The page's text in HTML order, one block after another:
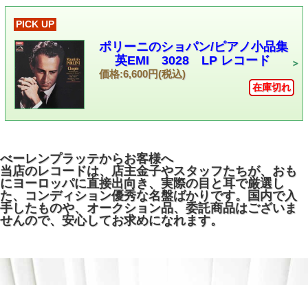
PICK UP
ポリーニのショパン/ピアノ小品集
英EMI 3028 LP レコード
価格:6,600円(税込)
在庫切れ
べーレンプラッテからお客様へ
当店のレコードは、店主金子やスタッフたちが、おも
にヨーロッパに直接出向き、実際の目と耳で厳選し
た、コンディション優秀な名盤ばかりです。国内で入
手したものや、オークション品、委託商品はございま
せんので、安心してお求めになれます。